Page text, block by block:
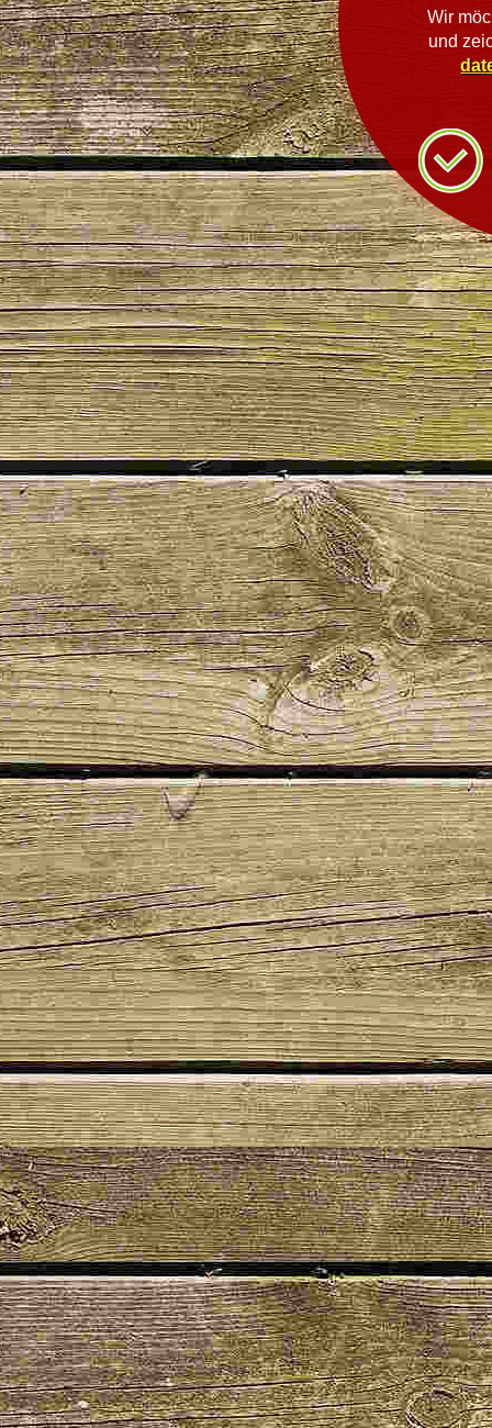
Wir
und